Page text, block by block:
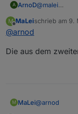
A ArnoD@malei
M
Offline
MaLeischrieb am 9.
zuletzt editiert
@arnod
Die aus dem
M MaLei@arnod